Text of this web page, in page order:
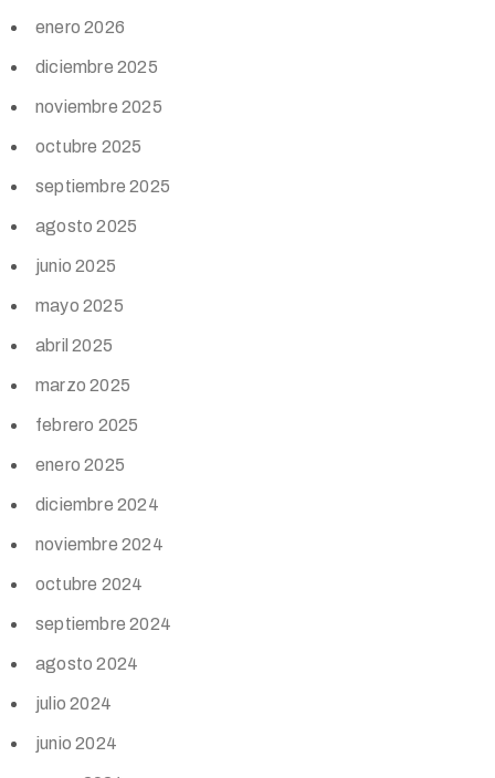
enero 2026
diciembre 2025
noviembre 2025
octubre 2025
septiembre 2025
agosto 2025
junio 2025
mayo 2025
abril 2025
marzo 2025
febrero 2025
enero 2025
diciembre 2024
noviembre 2024
octubre 2024
septiembre 2024
agosto 2024
julio 2024
junio 2024